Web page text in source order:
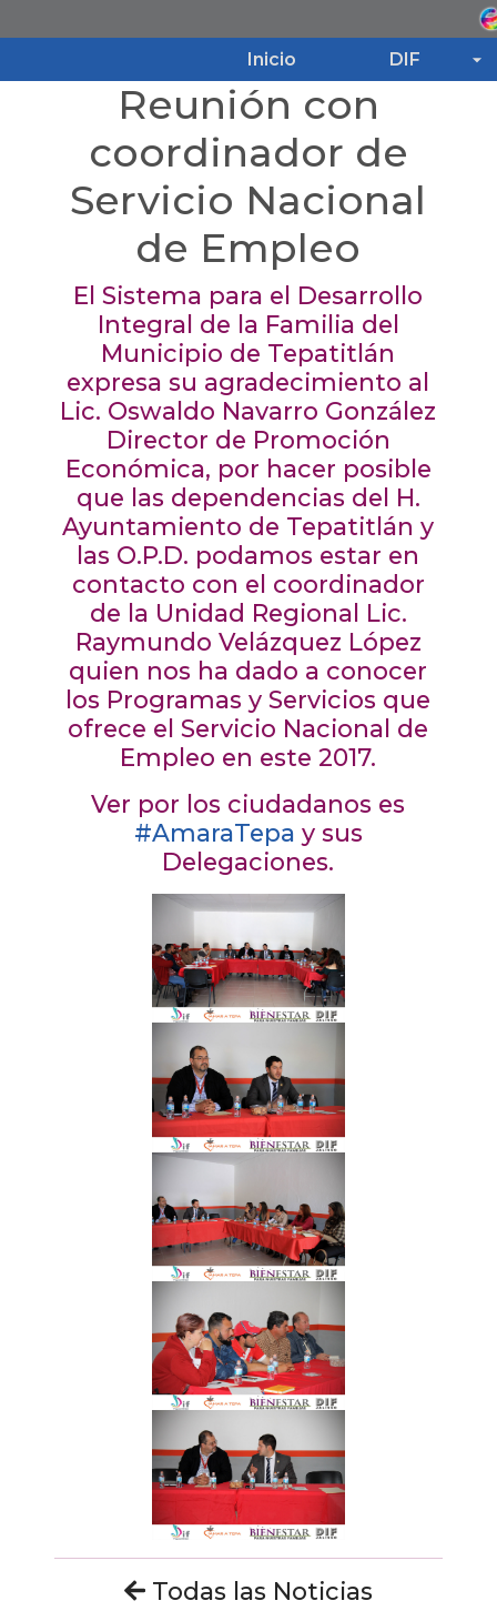
Inicio DIF
Inicio
DIF
Programas
Noticias
Transparencia
Reunión con
coordinador de
Servicio Nacional
de Empleo
El Sistema para el Desarrollo
Integral de la Familia del
Municipio de Tepatitlán
expresa su agradecimiento al
Lic. Oswaldo Navarro González
Director de Promoción
Económica, por hacer posible
que las dependencias del H.
Ayuntamiento de Tepatitlán y
las O.P.D. podamos estar en
contacto con el coordinador
de la Unidad Regional Lic.
Raymundo Velázquez López
quien nos ha dado a conocer
los Programas y Servicios que
ofrece el Servicio Nacional de
Empleo en este 2017.
Ver por los ciudadanos es
#AmaraTepa y sus
Delegaciones.
Todas las Noticias